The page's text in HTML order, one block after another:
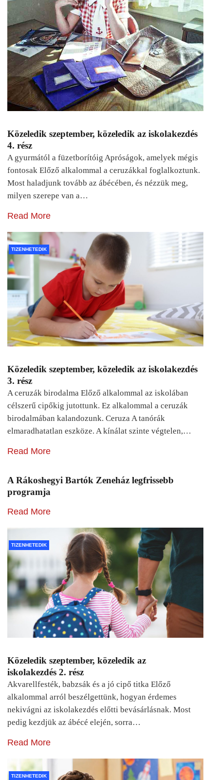
Közeledik szeptember, közeledik az iskolakezdés
4. rész
A gyurmától a füzetborítóig Apróságok, amelyek mégis
fontosak Előző alkalommal a ceruzákkal foglalkoztunk.
Most haladjunk tovább az ábécében, és nézzük meg,
milyen szerepe van a…
Read More
TIZENHETEDIK
Közeledik szeptember, közeledik az iskolakezdés
3. rész
A ceruzák birodalma Előző alkalommal az iskolában
célszerű cipőkig jutottunk. Ez alkalommal a ceruzák
birodalmában kalandozunk. Ceruza A tanórák
elmaradhatatlan eszköze. A kínálat szinte végtelen,…
Read More
A Rákoshegyi Bartók Zeneház legfrissebb
programja
Read More
TIZENHETEDIK
Közeledik szeptember, közeledik az
iskolakezdés 2. rész
Akvarellfesték, babzsák és a jó cipő titka Előző
alkalommal arról beszélgettünk, hogyan érdemes
nekivágni az iskolakezdés előtti bevásárlásnak. Most
pedig kezdjük az ábécé elején, sorra…
Read More
TIZENHETEDIK